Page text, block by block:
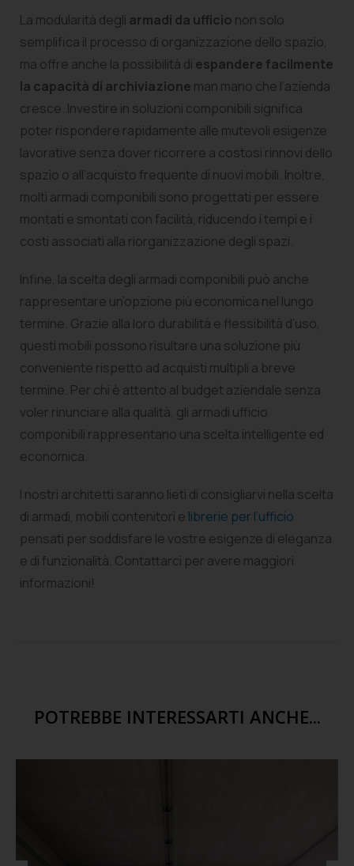
La modularità degli armadi da ufficio non solo
semplifica il processo di organizzazione dello spazio,
ma offre anche la possibilità di espandere facilmente
la capacità di archiviazione man mano che l’azienda
cresce. Investire in soluzioni componibili significa
poter rispondere rapidamente alle mutevoli esigenze
lavorative senza dover ricorrere a costosi rinnovi dello
spazio o all’acquisto frequente di nuovi mobili. Inoltre,
molti armadi componibili sono progettati per essere
montati e smontati con facilità, riducendo i tempi e i
costi associati alla riorganizzazione degli spazi.
Infine, la scelta degli armadi componibili può anche
rappresentare un’opzione più economica nel lungo
termine. Grazie alla loro durabilità e flessibilità d’uso,
questi mobili possono risultare una soluzione più
conveniente rispetto ad acquisti multipli a breve
termine. Per chi è attento al budget aziendale senza
voler rinunciare alla qualità, gli armadi ufficio
componibili rappresentano una scelta intelligente ed
economica.
I nostri architetti saranno lieti di consigliarvi nella scelta
di armadi, mobili contenitori e librerie per l’ufficio
pensati per soddisfare le vostre esigenze di eleganza
e di funzionalità. Contattarci per avere maggiori
informazioni!
POTREBBE INTERESSARTI ANCHE...